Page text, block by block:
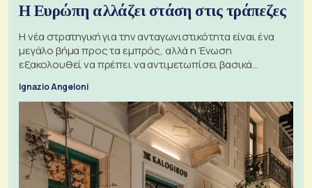
Η Ευρώπη αλλάζει στάση στις τράπεζες
Η νέα στρατηγική για την ανταγωνιστικότητα είναι ένα
μεγάλο βήμα προς τα εμπρός, αλλά η Ένωση
εξακολουθεί να πρέπει να αντιμετωπίσει βασικά
Ignazio Angeloni